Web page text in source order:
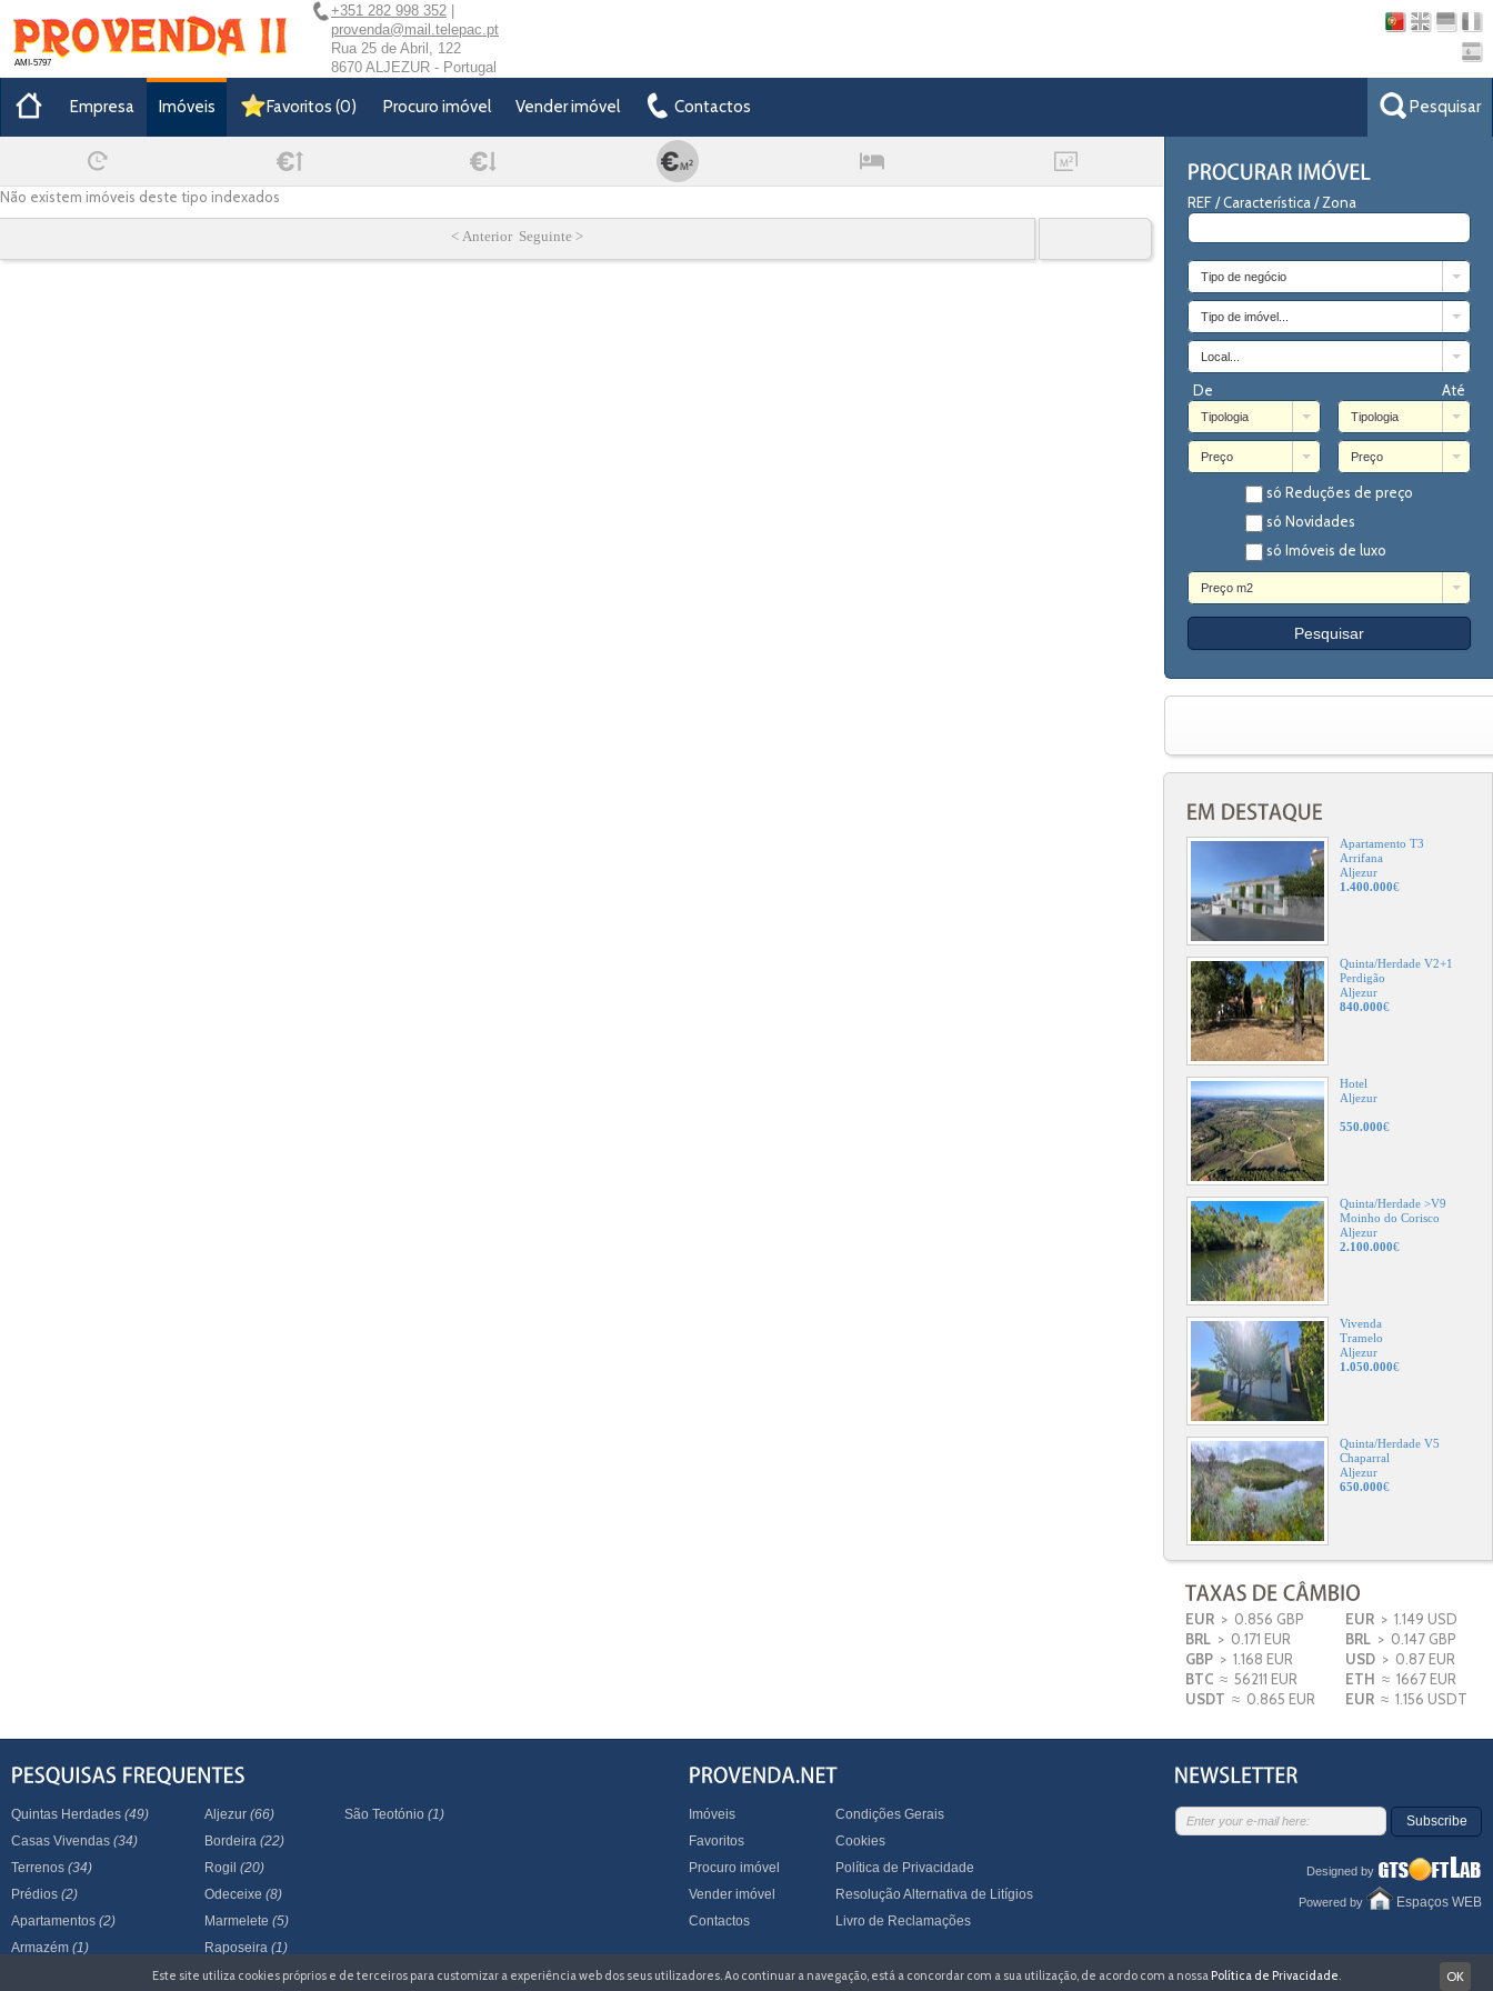
AMI-5797
+351 282 998 352
provenda@mail.telepac.pt
Rua 25 de Abril, 122
8670 ALJEZUR - Portugal
Empresa Imóveis Favoritos (0) Procuro imóvel Vender imóvel Contactos Pesquisar
REF / Característica / Zona
Tipo de negócio
Tipo de imóvel...
Local...
De Até
Tipologia Tipologia
Preço Preço
só Reduções de preço
só Novidades
só Imóveis de luxo
Preço m2
Apartamento T3
Arrifana
Aljezur
1.400.000€
Quinta/Herdade V2+1
Perdigão
Aljezur
840.000€
Hotel
Aljezur
550.000€
Quinta/Herdade >V9
Moinho do Corisco
Aljezur
2.100.000€
Vivenda
Tramelo
Aljezur
1.050.000€
Quinta/Herdade V5
Chaparral
Aljezur
650.000€
EUR > 0.856 GBP
BRL > 0.171 EUR
GBP > 1.168 EUR
BTC ≈ 56211 EUR
USDT ≈ 0.865 EUR
EUR> 1.149 USD
BRL> 0.147 GBP
USD> 0.87 EUR
ETH ≈ 1667 EUR
EUR≈ 1.156 USDT
Não existem imóveis deste tipo indexados
< Anterior Seguinte >
Quintas Herdades (49)
Casas Vivendas (34)
Terrenos (34)
Prédios (2)
Apartamentos (2)
Armazém (1)
Aljezur (66)
Bordeira (22)
Rogil (20)
Odeceixe (8)
Marmelete (5)
Raposeira (1)
São Teotónio (1)
Imóveis
Favoritos
Procuro imóvel
Vender imóvel
Contactos
Condições Gerais
Cookies
Política de Privacidade
Resolução Alternativa de Litígios
Livro de Reclamações
Subscribe
Designed by
Powered by Espaços WEB
OK
Este site utiliza cookies próprios e de terceiros para customizar a experiência web dos seus utilizadores. Ao continuar a navegação, está a concordar com a sua utilização, de acordo com a nossa Política de Privacidade.